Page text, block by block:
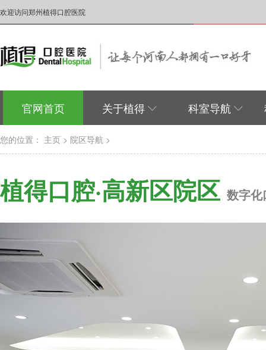
欢迎访问郑州植得口腔医院
官网首页 关于植得 科室导航
您的位置： 主页 > 院区导航 >
植得口腔·高新区院区 数字